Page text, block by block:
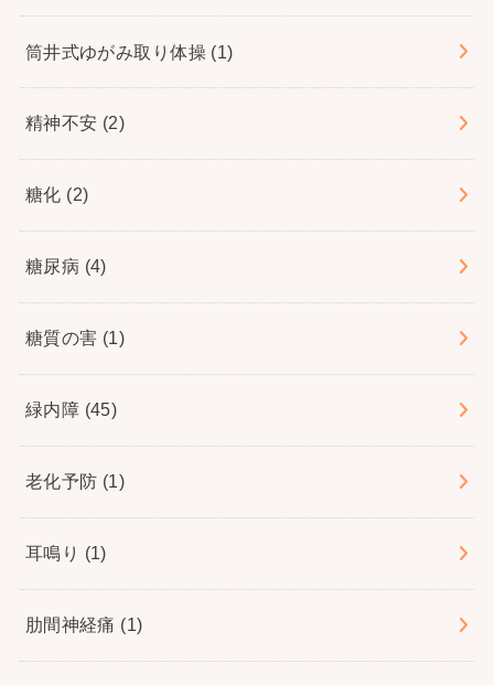
筒井式ゆがみ取り体操 (1)
精神不安 (2)
糖化 (2)
糖尿病 (4)
糖質の害 (1)
緑内障 (45)
老化予防 (1)
耳鳴り (1)
肋間神経痛 (1)